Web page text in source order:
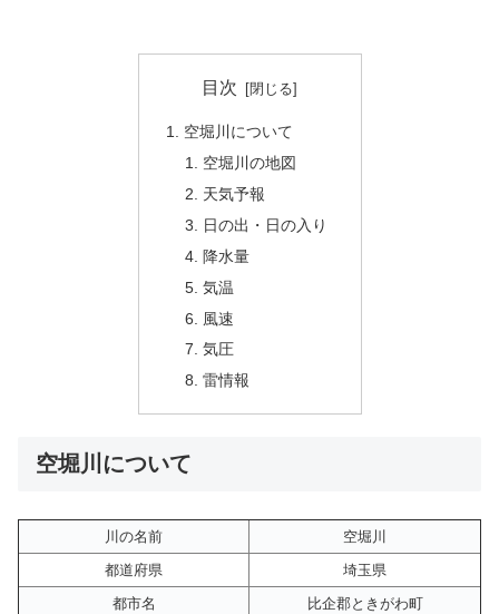
目次
空堀川について
空堀川の地図
天気予報
日の出・日の入り
降水量
気温
風速
気圧
雷情報
空堀川について
川の名前
空堀川
都道府県
埼玉県
都市名
比企郡ときがわ町